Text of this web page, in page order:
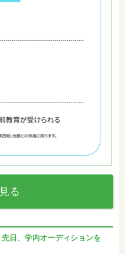
る
先日、学内オーディションを